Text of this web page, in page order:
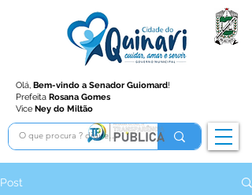
Olá, Bem-vindo a Senador Guiomard!
Prefeita Rosana Gomes
Vice Ney do Miltão
Post